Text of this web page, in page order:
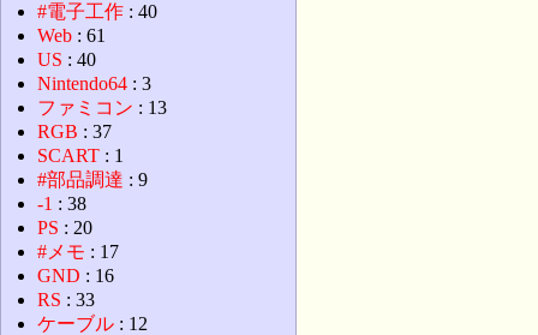
#電子工作 : 40
Web : 61
US : 40
Nintendo64 : 3
ファミコン : 13
RGB : 37
SCART : 1
#部品調達 : 9
-1 : 38
PS : 20
#メモ : 17
GND : 16
RS : 33
ケーブル : 12